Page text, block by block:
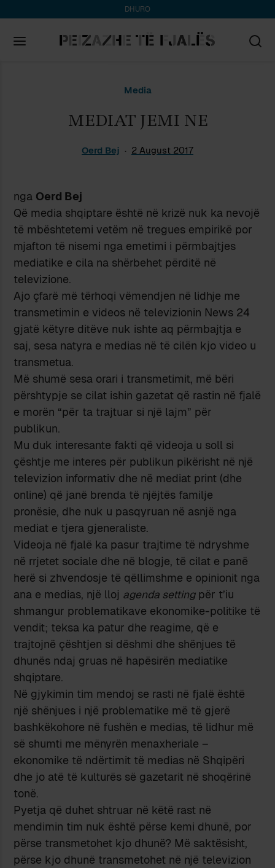
DHURO
Media
MEDIAT JEMI NE
Oerd Bej 2 August 2017
nga Oerd Bej
Që media shqiptare është në krizë nuk ka nevojë
të mbështetemi vetëm në tregues empirikë por
mjafton të nisemi nga emetimi i përmbajtjes
mediatike e cila na shërbehet përditë në
televizione.
Ajo çfarë më tërhoqi vëmendjen në lidhje me
transmetimin e videos në televizionin News 24
gjatë këtyre ditëve nuk ishte aq përmbajtja e
saj, sesa natyra e medias në të cilën kjo video u
transmetua.
Më shumë sesa orari i transmetimit, më bëri
përshtypje se cilat ishin gazetat që rastin në fjalë
e morën “për ta trajtuar si një lajm” për
publikun.
Mu duk interesante fakti që videoja u soll si
çështje me interes për publikun pikërisht në një
televizion informativ dhe në mediat print (dhe
online) që janë brenda të njëjtës familje
pronësie, dhe nuk u pasqyruan në asnjë nga
mediat e tjera gjeneraliste.
Videoja në fjalë ka pasur trajtime të ndryshme
në rrjetet sociale dhe në blogje, të cilat e panë
herë si zhvendosje të qëllimshme e opinionit nga
ana e medias, një lloj agenda settingpër t’iu
shmangur problematikave ekonomike-politike të
vendit; teksa ka patur dhe reagime, që e
trajtojnë çështjen si dëshmi dhe shënjues të
dhunës ndaj gruas në hapësirën mediatike
shqiptare.
Në gjykimin tim mendoj se rasti në fjalë është
një shënjues i një problematike më të gjerë
bashkëkohore në fushën e medias, të lidhur më
së shumti me mënyrën menaxheriale –
ekonomike të ndërtimit të medias në Shqipëri
dhe jo atë të kulturës së gazetarit në shoqërinë
tonë.
Pyetja që duhet shtruar në këtë rast në
mendimin tim nuk është përse kemi dhunë, por
përse transmetohet kjo dhunë? Më saktësisht,
përse kjo dhunë transmetohet në një televizion